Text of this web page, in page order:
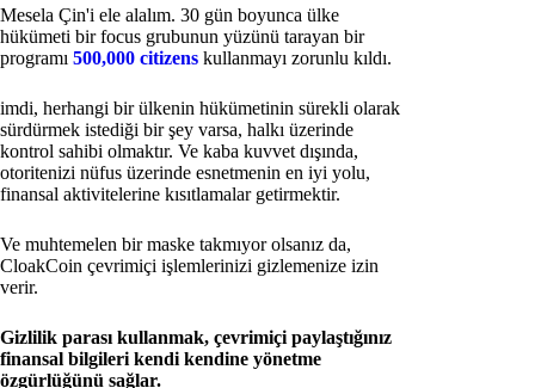
Mesela Çin'i ele alalım. 30 gün boyunca ülke
hükümeti bir focus grubunun yüzünü tarayan bir
programı 500,000 citizens kullanmayı zorunlu kıldı.
imdi, herhangi bir ülkenin hükümetinin sürekli olarak
sürdürmek istediği bir şey varsa, halkı üzerinde
kontrol sahibi olmaktır. Ve kaba kuvvet dışında,
otoritenizi nüfus üzerinde esnetmenin en iyi yolu,
finansal aktivitelerine kısıtlamalar getirmektir.
Ve muhtemelen bir maske takmıyor olsanız da,
CloakCoin çevrimiçi işlemlerinizi gizlemenize izin
verir.
Gizlilik parası kullanmak, çevrimiçi paylaştığınız
finansal bilgileri kendi kendine yönetme
özgürlüğünü sağlar.